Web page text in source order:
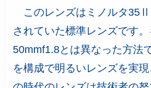
このレンズはミノルタ
されていた標準レンズです
50mmf1.8とは異なった方法
を構成で明るいレンズを実